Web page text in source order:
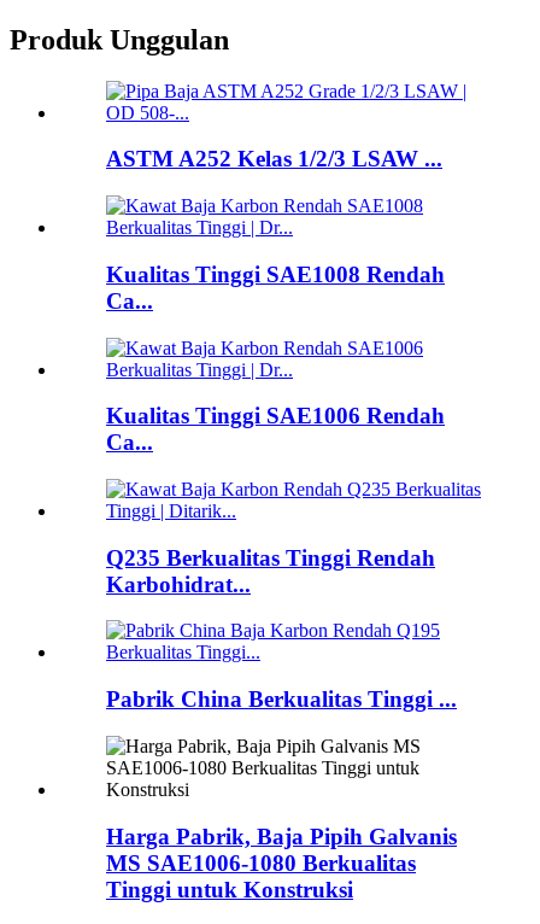
Produk Unggulan
ASTM A252 Kelas 1/2/3 LSAW ...
Kualitas Tinggi SAE1008 Rendah
Ca...
Kualitas Tinggi SAE1006 Rendah
Ca...
Q235 Berkualitas Tinggi Rendah
Karbohidrat...
Pabrik China Berkualitas Tinggi ...
Harga Pabrik, Baja Pipih Galvanis
MS SAE1006-1080 Berkualitas
Tinggi untuk Konstruksi